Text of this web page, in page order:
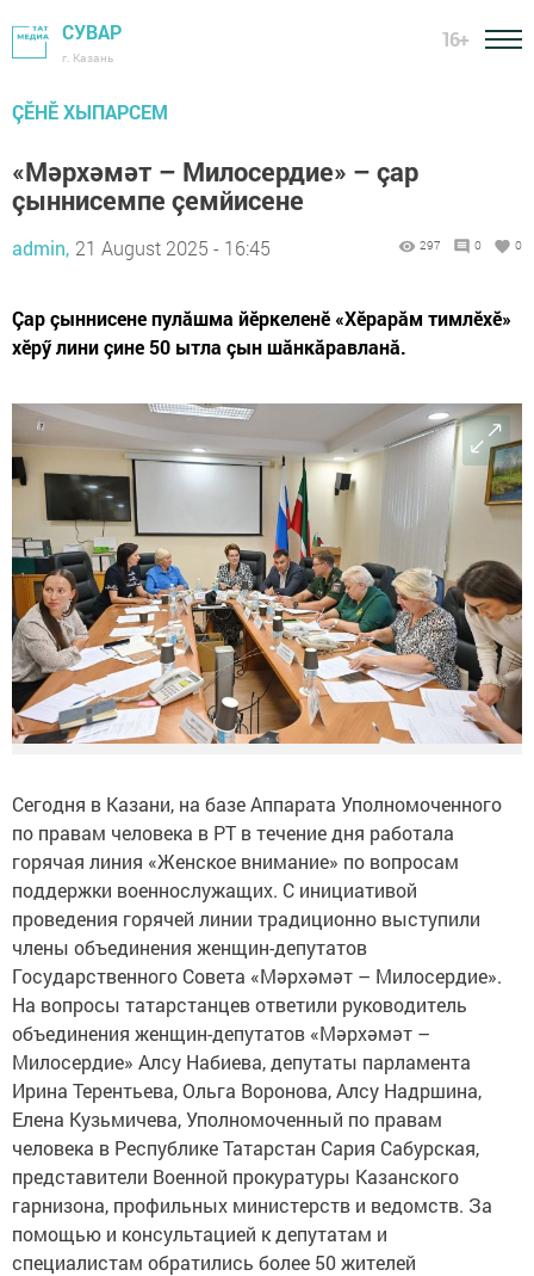
СУВАР
г. Казань
16+
ÇӖНӖ ХЫПАРСЕМ
«Мәрхәмәт – Милосердие» – çар
çыннисемпе çемйисене
admin, 21 August 2025 - 16:45 297 0 0
Çар çыннисене пулăшма йӗркеленӗ «Хӗрарăм тимлӗхӗ»
хӗрӳ лини çине 50 ытла çын шăнкăравланă.
Сегодня в Казани, на базе Аппарата Уполномоченного
по правам человека в РТ в течение дня работала
горячая линия «Женское внимание» по вопросам
поддержки военнослужащих. С инициативой
проведения горячей линии традиционно выступили
члены объединения женщин-депутатов
Государственного Совета «Мәрхәмәт – Милосердие».
На вопросы татарстанцев ответили руководитель
объединения женщин-депутатов «Мәрхәмәт –
Милосердие» Алсу Набиева, депутаты парламента
Ирина Терентьева, Ольга Воронова, Алсу Надршина,
Елена Кузьмичева, Уполномоченный по правам
человека в Республике Татарстан Сария Сабурская,
представители Военной прокуратуры Казанского
гарнизона, профильных министерств и ведомств. За
помощью и консультацией к депутатам и
специалистам обратились более 50 жителей